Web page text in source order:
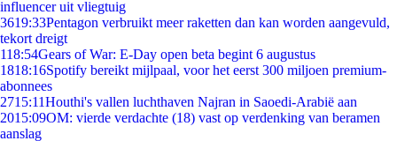
influencer uit vliegtuig
3619:33Pentagon verbruikt meer raketten dan kan worden aangevuld,
tekort dreigt
118:54Gears of War: E-Day open beta begint 6 augustus
1818:16Spotify bereikt mijlpaal, voor het eerst 300 miljoen premium-
abonnees
2715:11Houthi's vallen luchthaven Najran in Saoedi-Arabië aan
2015:09OM: vierde verdachte (18) vast op verdenking van beramen
aanslag